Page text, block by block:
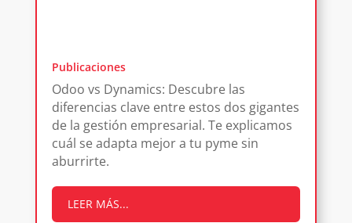
Publicaciones
Odoo vs Dynamics: Descubre las
diferencias clave entre estos dos gigantes
de la gestión empresarial. Te explicamos
cuál se adapta mejor a tu pyme sin
aburrirte.
LEER MÁS...